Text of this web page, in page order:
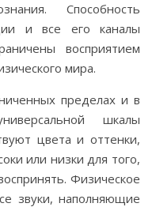
Способность
и все его каналы
восприятием
мира.
пределах и в
шкалы
цвета и оттенки,
или низки для того,
Физическое
звуки, наполняющие